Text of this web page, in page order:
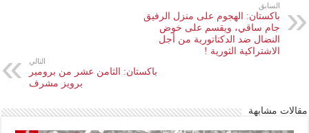
السابق
باكستان: الهجوم على منزل الرفيق
جام ساقي، ويقسم على خوض
النضال ضد الدكتاتورية من أجل
الاشتراكية الثورية !
التالي
باكستان: الثامن عشر من برومير
برويز مشرف
مقالات مشابهة